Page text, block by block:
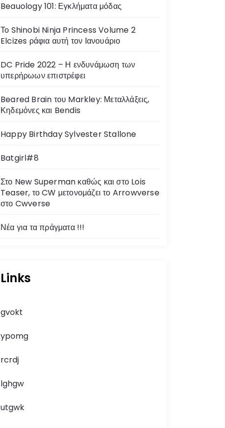
Beauology 101: Εγκλήματα μόδας
Το Shinobi Ninja Princess Volume 2
Elcizes ράφια αυτή τον Ιανουάριο
DC Pride 2022 – Η ενδυνάμωση των
υπερήρωων επιστρέφει
Beared Brain του Markley: Μεταλλάξεις,
Κηδεμόνες και Bendis
Happy Birthday Sylvester Stallone
Batgirl#8
Στο New Superman καθώς και στο Lois
Teaser, το CW μετονομάζει το Arrowverse
στο Cwverse
Νέα για τα πράγματα !!!
Links
gvokt
ypomg
rcrdj
lghgw
utgwk